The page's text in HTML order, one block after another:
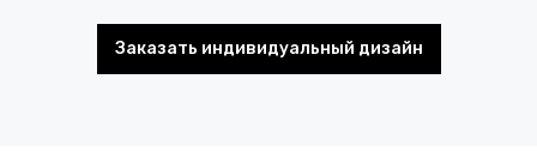
Заказать индивидуальный дизайн